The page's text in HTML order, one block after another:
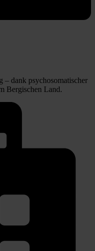
– dank psychosomatischer
Bergischen Land.